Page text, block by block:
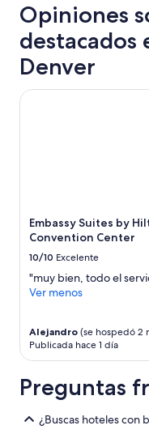
c
u
d
a
d
s
n
a
b
tendencias
de
precios
Opiniones
destacados
Denver
Embassy Suites by
Convention Center
10/10 Excelente
"muy bien, todo el
Ver menos
Alejandro (se hospedó 2
Publicada hace 1 día
Embassy Suites by
Preguntas
¿Buscas hoteles con